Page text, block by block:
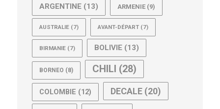
ARGENTINE (13) ARMENIE (9)
AUSTRALIE (7) AVANT-DÉPART (7)
BIRMANIE (7) BOLIVIE (13)
BORNEO (8) CHILI (28)
COLOMBIE (12) DECALE (20)